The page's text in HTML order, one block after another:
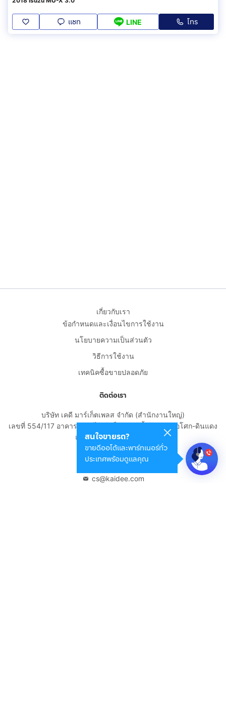
แชท LINE โทร
สนใจขายรถ?
ขายดีออโต้และพาร์ทเนอร์ทั่ว
ประเทศพร้อมดูแลคุณ
เกี่ยวกับเรา
ข้อกำหนดและเงื่อนไขการใช้งาน
นโยบายความเป็นส่วนตัว
วิธีการใช้งาน
เทคนิคซื้อขายปลอดภัย
ติดต่อเรา
บริษัท เคดี มาร์เก็ตเพลส จำกัด (สำนักงานใหญ่)
เลขที่ 554/117 อาคารสกายไนน์ เซ็นเตอร์ ชั้น 22 ถนนอโศก-ดินแดง
แขวงดินแดง เขตดินแดง
กรุงเทพมหานคร 10400
cs@kaidee.com